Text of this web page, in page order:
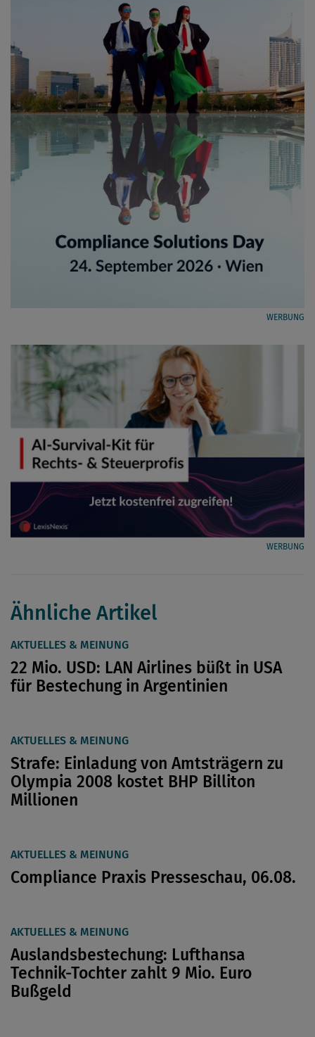
WERBUNG
WERBUNG
Ähnliche Artikel
AKTUELLES & MEINUNG
22 Mio. USD: LAN Airlines büßt in USA
für Bestechung in Argentinien
AKTUELLES & MEINUNG
Strafe: Einladung von Amtsträgern zu
Olympia 2008 kostet BHP Billiton
Millionen
AKTUELLES & MEINUNG
Compliance Praxis Presseschau, 06.08.
AKTUELLES & MEINUNG
Auslandsbestechung: Lufthansa
Technik-Tochter zahlt 9 Mio. Euro
Bußgeld